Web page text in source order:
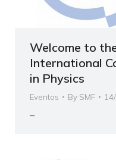
Welcome to
International
in Physics
Eventos By SMF
–